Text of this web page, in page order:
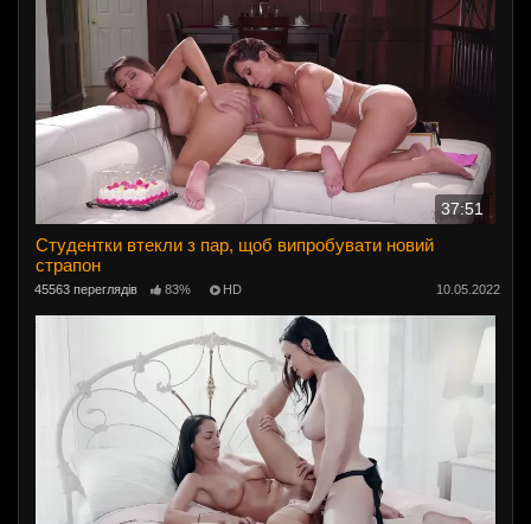
37:51
Студентки втекли з пар, щоб випробувати новий
страпон
45563 переглядів 83% HD 10.05.2022